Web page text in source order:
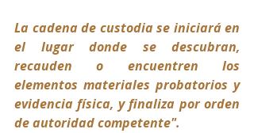
La cadena de custodia se iniciará en
el lugar donde se descubran,
recauden o encuentren los
elementos materiales probatorios y
evidencia física, y finaliza por orden
de autoridad competente".